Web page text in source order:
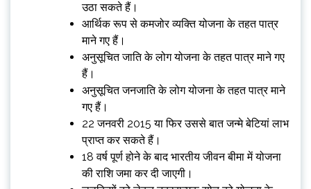
उठा सकते हैं।
आर्थिक रूप से कमजोर व्यक्ति योजना के तहत पात्र
माने गए हैं।
अनुसूचित जाति के लोग योजना के तहत पात्र माने गए
हैं।
अनुसूचित जनजाति के लोग योजना के तहत पात्र माने
गए हैं।
22 जनवरी 2015 या फिर उससे बात जन्मे बेटियां लाभ
प्राप्त कर सकते हैं।
18 वर्ष पूर्ण होने के बाद भारतीय जीवन बीमा में योजना
की राशि जमा कर दी जाएगी।